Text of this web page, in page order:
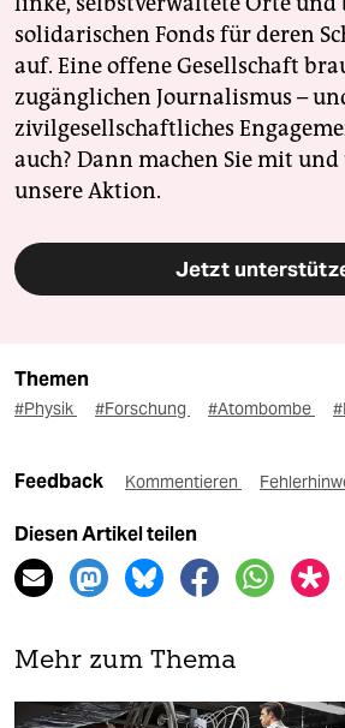
solidarischen Fonds für deren
auf. Eine offene Gesellschaft
zugänglichen Journalismus –
zivilgesellschaftliches
auch? Dann machen Sie mit
unsere Aktion.
Jetzt
Themen
#Physik #Forschung #Atombombe
Feedback Kommentieren
Diesen Artikel teilen
Mehr zum Thema